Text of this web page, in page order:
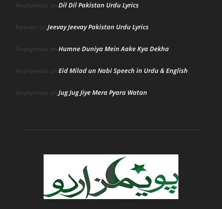
Anonymous on Dil Dil Pakistan Urdu Lyrics
hasnain on Jeevay Jeevay Pakistan Urdu Lyrics
Anonymous on Humne Duniya Mein Aake Kya Dekha
Anonymous on Eid Milad un Nabi Speech in Urdu & English
Anonymous on Jug Jug Jiye Mera Pyara Watan